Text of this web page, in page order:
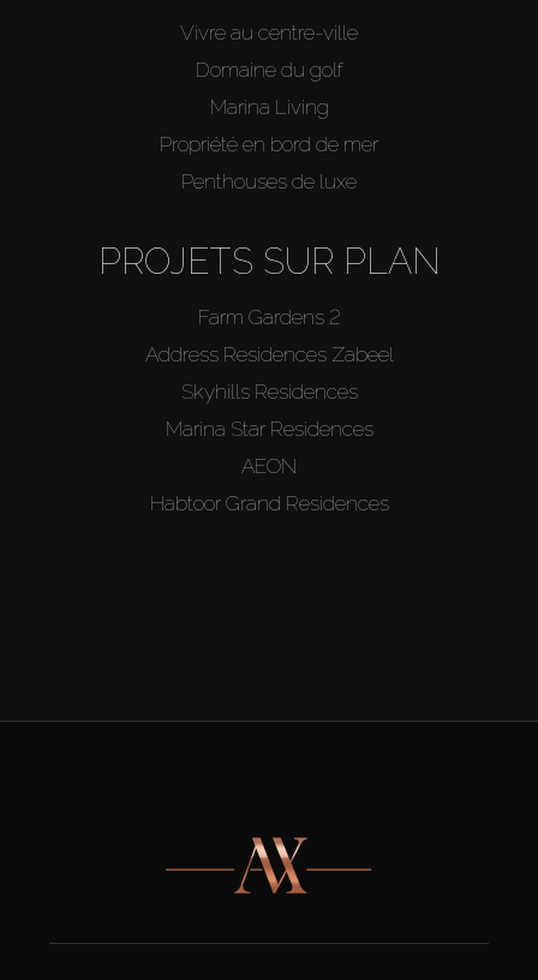
Vivre au centre-ville
Domaine du golf
Marina Living
Propriété en bord de mer
Penthouses de luxe
PROJETS SUR PLAN
Farm Gardens 2
Address Residences Zabeel
Skyhills Residences
Marina Star Residences
AEON
Habtoor Grand Residences